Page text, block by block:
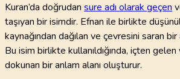
Kuran’da doğrudan sure adı olarak geçen
taşıyan bir isimdir. Efnan ile birlikte
kaynağından dağılan ve çevresini saran bir
Bu isim birlikte kullanıldığında, içten gelen
dokunan bir anlam alanı oluşturur.